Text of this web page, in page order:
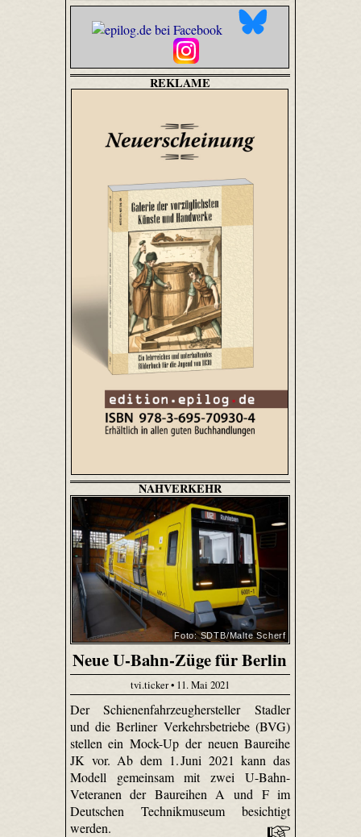
REKLAME
NAHVERKEHR
Foto: SDTB/Malte Scherf
Neue U-Bahn-Züge für Berlin
tvi.ticker • 11. Mai 2021
Der Schienenfahrzeughersteller Stadler
und die Berliner Verkehrsbetriebe (BVG)
stellen ein Mock-Up der neuen Baureihe
JK vor. Ab dem 1. Juni 2021 kann das
Modell gemeinsam mit zwei U-Bahn-
Veteranen der Baureihen A und F im
Deutschen Technikmuseum besichtigt
werden.